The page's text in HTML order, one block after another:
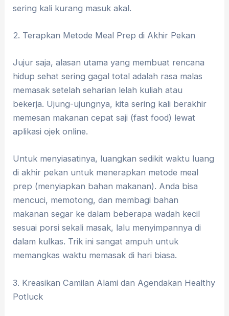
sering kali kurang masuk akal.
​2. Terapkan Metode Meal Prep di Akhir Pekan
​Jujur saja, alasan utama yang membuat rencana
hidup sehat sering gagal total adalah rasa malas
memasak setelah seharian lelah kuliah atau
bekerja. Ujung-ujungnya, kita sering kali berakhir
memesan makanan cepat saji (fast food) lewat
aplikasi ojek online.
Untuk menyiasatinya, luangkan sedikit waktu luang
di akhir pekan untuk menerapkan metode meal
prep (menyiapkan bahan makanan). Anda bisa
mencuci, memotong, dan membagi bahan
makanan segar ke dalam beberapa wadah kecil
sesuai porsi sekali masak, lalu menyimpannya di
dalam kulkas. Trik ini sangat ampuh untuk
memangkas waktu memasak di hari biasa.
​3. Kreasikan Camilan Alami dan Agendakan Healthy
Potluck